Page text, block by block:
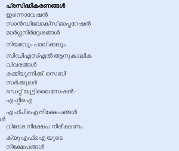
പ്രസിദ്ധീകരണങ്ങൾ
ഇന്നൊവേഷൻ
സാൻഡ്ബോക്സ് ഓപ്പറേഷൻ
മാർഗ്ഗനിർദ്ദേശങ്ങൾ
നിയമവും പാലിക്കലും
സിഡിഎസ്എൽ ആനുകാലിക
വിവരങ്ങൾ
കമ്മ്യൂണിക്ക്, സെബി
സർക്കുലർ
ഡെറ്റ് യൂട്ടിലൈസേഷൻ -
എഫ്പിഐ
എഫ്‌പിഐ നിക്ഷേപങ്ങൾ
വിദേശ നിക്ഷേപ നിരീക്ഷണം
ക്യുഎഫ്ഐ യുടെ
നിക്ഷേപങ്ങൾ